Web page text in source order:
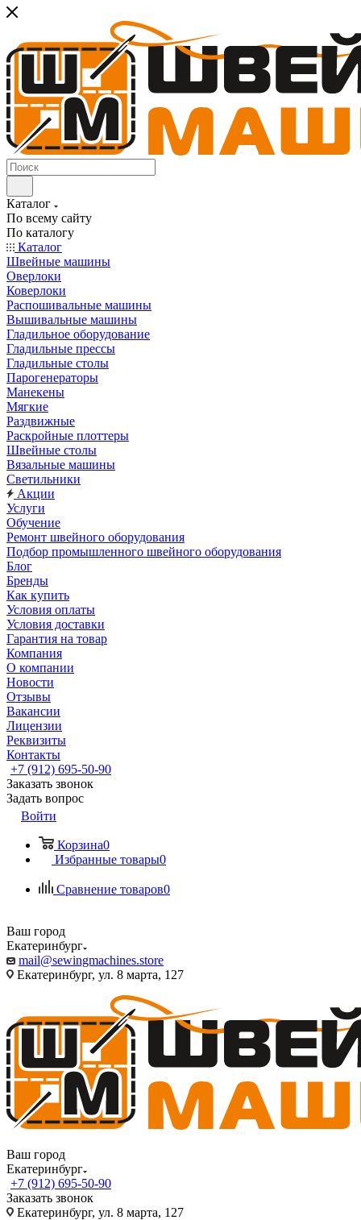
Каталог
По всему сайту
По каталогу
Каталог
Швейные машины
Оверлоки
Коверлоки
Распошивальные машины
Вышивальные машины
Гладильное оборудование
Гладильные прессы
Гладильные столы
Парогенераторы
Манекены
Мягкие
Раздвижные
Раскройные плоттеры
Швейные столы
Вязальные машины
Светильники
Акции
Услуги
Обучение
Ремонт швейного оборудования
Подбор промышленного швейного оборудования
Блог
Бренды
Как купить
Условия оплаты
Условия доставки
Гарантия на товар
Компания
О компании
Новости
Отзывы
Вакансии
Лицензии
Реквизиты
Контакты
+7 (912) 695-50-90
Заказать звонок
Задать вопрос
Войти
Корзина0
Избранные товары0
Сравнение товаров0
Ваш город
Екатеринбург
mail@sewingmachines.store
Екатеринбург, ул. 8 марта, 127
Ваш город
Екатеринбург
+7 (912) 695-50-90
Заказать звонок
Екатеринбург, ул. 8 марта, 127